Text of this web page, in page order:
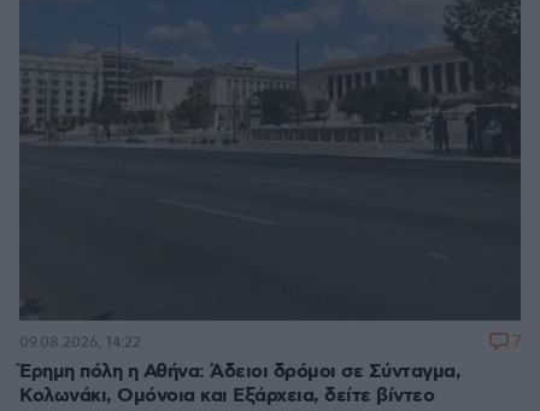
Έρημη πόλη η Αθήνα: Άδειοι δρόμοι σε Σύνταγμα,
Κολωνάκι, Ομόνοια και Εξάρχεια, δείτε βίντεο
09.08.2026, 14:22 7